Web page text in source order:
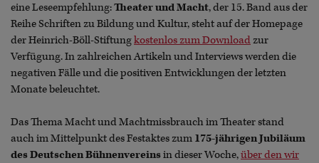
eine Leseempfehlung:Theater und Macht, der 15. Band aus der
Reihe Schriften zu Bildung und Kultur, steht auf der Homepage
der Heinrich-Böll-Stiftungkostenlos zum Downloadzur
Verfügung. In zahlreichen Artikeln und Interviews werden die
negativen Fälle und die positiven Entwicklungen der letzten
Monate beleuchtet.
Das Thema Macht und Machtmissbrauch im Theater stand
auch im Mittelpunkt des Festaktes zum 175-jährigen Jubiläum
des Deutschen Bühnenvereinsin dieser Woche,über den wir